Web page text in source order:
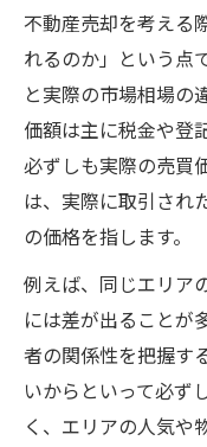
不動産売却を考える
れるのか」という点
と実際の市場相場の
価額は主に税金や登
必ずしも実際の売買
は、実際に取引され
の価格を指します。
例えば、同じエリア
には差が出ることが
者の関係性を把握す
いからといって必ず
く、エリアの人気や